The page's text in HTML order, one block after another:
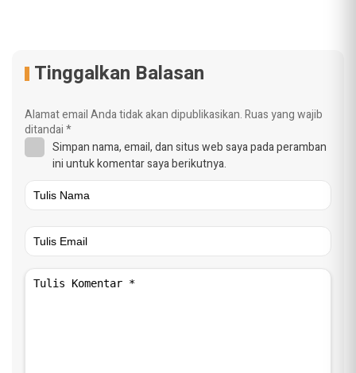
Tinggalkan Balasan
Alamat email Anda tidak akan dipublikasikan.Ruas yang wajib
ditandai*
Simpan nama, email, dan situs web saya pada peramban
ini untuk komentar saya berikutnya.